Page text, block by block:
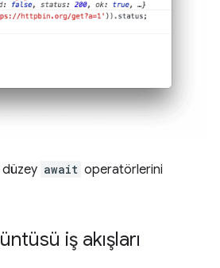
await operatörlerini
iş akışları